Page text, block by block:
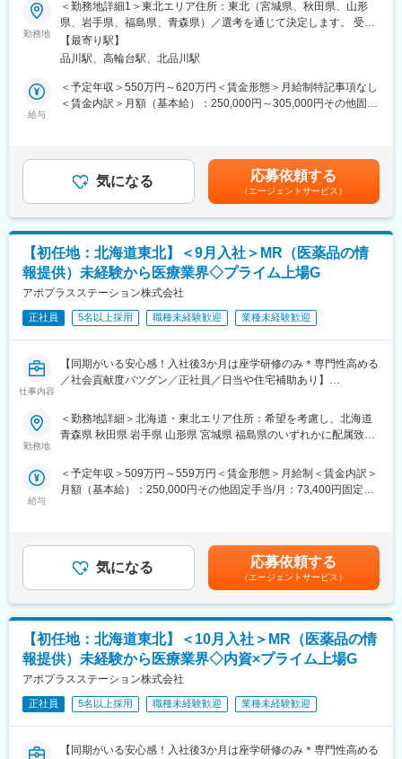
制！》
志向性やその時の環境に応じてや「１つの領域で専門性を高め
る」「幅広い疾患をカバーできるオールラウンダーになる」「本
社部門（マネージャー、研修部門など）へのキャリアチェンジ」
など幅広いキャリアプランがあります。また、弊社のマネージャ
ーのほとんどは、MRからキャリアをチェンジしているメンバーで
《職種に関して》
■MRとは主に医師や薬剤師等へ、担当製品の情報提供を行いま
す。担当施設の患者様に応じた情報提供や、担当製品の処方後の
変更の範囲：会社の定める業務
＼そもそも「MR」とは？／
「医薬情報提供者」と呼ばれる専門資格を取得して活動する営業
職です。IQVIAのお客様である国内医薬品メーカーにて、医薬品の
営業活動を行っていただきます。
人々の命を守る商材に携わるため、社会貢献性と安定性を兼ね備
まずはご入社から2か月間MR導入研修を受講し、MR資格を取得
していただきます。
資格取得と聞くとハードルが高く思われる方もいるかもしれませ
文理問わず一から学べる環境を整えているため、専門知識は入社
後に身に付ける意欲があれば問題ございません。
社員の活躍事例についての詳細は、是非こちらのURLも併せてご
覧ください。
https://healthcarecareerpark.iqvia.com/
■具体的な業務
すでに取引のある病院の医師や薬剤師に向け、医薬品の効果や副
作用・適切な使用方法などの情報を提供し、薬剤のプロモーショ
ン活動を行っていただきます。メインの業務は情報提供となるた
活動に専念できる環境です。
個人の予算はありますが、チーム内で助け合う社風が整ってお
す。
給取得もしやすく、年間140日ほど休んでいる方も多くいます。
業部やグループ会社への異動実績も豊富にございます。（※病院の
経営コンサル、医薬品メーカーのマーケティング支援、人事担当
者などの管理部門）
営業経験を活かして様々なキャリアプランを実現できるのは、当
社ならではの強みです。
変更の範囲：会社の定める業務
勤務地
＜勤務地詳細1＞東北エリア住所：東北（宮城県、秋田県、山形
県、岩手県、福島県、青森県）／選考を通じて決定します。 受動
喫煙対策：屋内全面禁煙＜勤務地詳細2＞本社住所：東京都港区高
輪4-10-18 京急第1ビル勤務地最寄駅：JR各線／品川駅受動喫煙対
【最寄り駅】
品川駅、高輪台駅、北品川駅
給与
＜予定年収＞550万円～620万円＜賃金形態＞月給制特記事項なし
＜賃金内訳＞月額（基本給）：250,000円～305,000円その他固定
手当支給する。【補足】プロジェクト稼働手当(35,000円)、外勤
日当（1日1,500円／外勤3.5時間以上）■変動賞与制（6月・12
月・3月）※平均実績6ヶ月分■インセンティブ：3月（対象者）賃
金はあくまでも目安の金額であり、選考を通じて上下する可能性
があります。月給(月額)は固定手当を含めた表記です。
気になる 応募依頼する
（エージェントサービス）
【初任地：北海道東北】＜9月入社＞MR（医薬品の情
報提供）未経験から医療業界◇プライム上場G
アポプラスステーション株式会社
正社員 5名以上採用 職種未経験歓迎 業種未経験歓迎
仕事内容
【同期がいる安心感！入社後3か月は座学研修のみ＊専門性高める
／社会貢献度バツグン／正社員／日当や住宅補助あり】
★本ポジションは、未経験から医療業界で活躍できます！
・医療を通じて社会に貢献したい
・仕事を通じて学びを深め自己の成長を実感したい
・内資系の安定企業で働きたい
という方にはおススメです！
MR（医薬情報担当者）として、ドクターや医薬品卸へ訪問、医薬
品に関する情報提供を行います。
＜MRとは＞
医薬品販売に際し、医師への医薬品の効果、効能、副作用を情報
提供がミッションです。
医薬品は「どの成分に、どのような効果があって、誰に使うと良
いのか」などの情報が付加されて、初めて効果的に使うことがで
きます。医師への適切な医薬品情報の提供を通じて、患者さんの
治療、地域医療課題に貢献することができます。
・入社から3か月間：座学研修（導入教育）のみ
勤務地
＜勤務地詳細＞北海道・東北エリア住所：希望を考慮し、北海道
青森県 秋田県 岩手県 山形県 宮城県 福島県のいずれかに配属致し
事業所
給与
＜予定年収＞509万円～559万円＜賃金形態＞月給制＜賃金内訳＞
月額（基本給）：250,000円その他固定手当/月：73,400円固定残
どを考慮し、規定により決定します。※年収の他に別途日当（月額
3～4万円）・諸手当有昇給：年1回★頑張りに応じて年収UP★赴
任先の評価次第で大幅に年収をUPできます。（年2回業績給改
定）賃金はあくまでも目安の金額であり、選考を通じて上下する
可能性があります。月給(月額)は固定手当を含めた表記です。
気になる 応募依頼する
（エージェントサービス）
【初任地：北海道東北】＜10月入社＞MR（医薬品の情
報提供）未経験から医療業界◇内資×プライム上場G
アポプラスステーション株式会社
正社員 5名以上採用 職種未経験歓迎 業種未経験歓迎
【同期がいる安心感！入社後3か月は座学研修のみ＊専門性高める